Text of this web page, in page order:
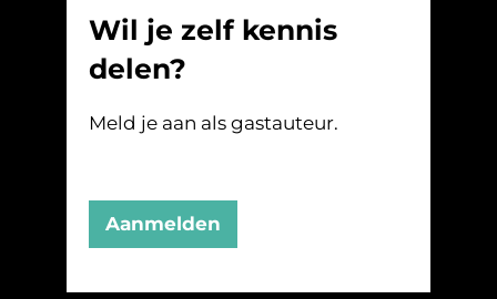
Wil je zelf kennis
delen?
Meld je aan als gastauteur.
Aanmelden